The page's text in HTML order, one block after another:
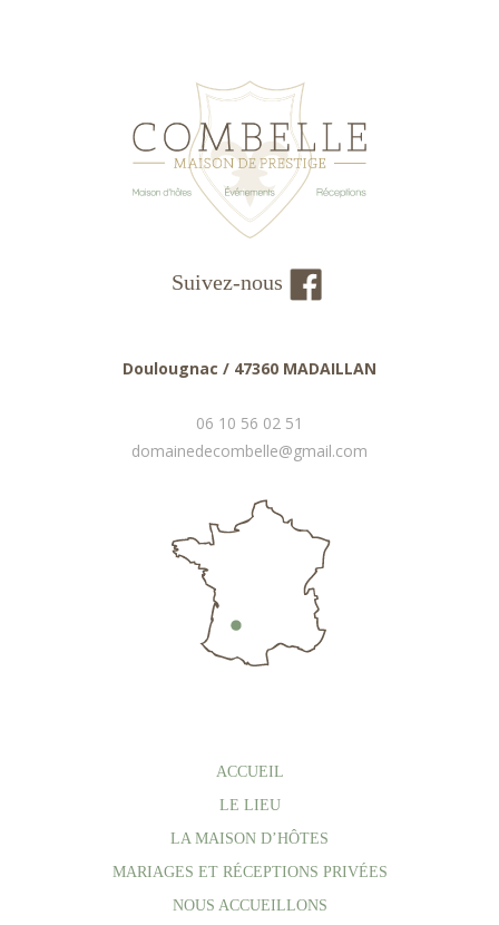
Suivez-nous
Doulougnac / 47360 MADAILLAN
06 10 56 02 51
domainedecombelle@gmail.com
ACCUEIL
LE LIEU
LA MAISON D’HÔTES
MARIAGES ET RÉCEPTIONS PRIVÉES
NOUS ACCUEILLONS